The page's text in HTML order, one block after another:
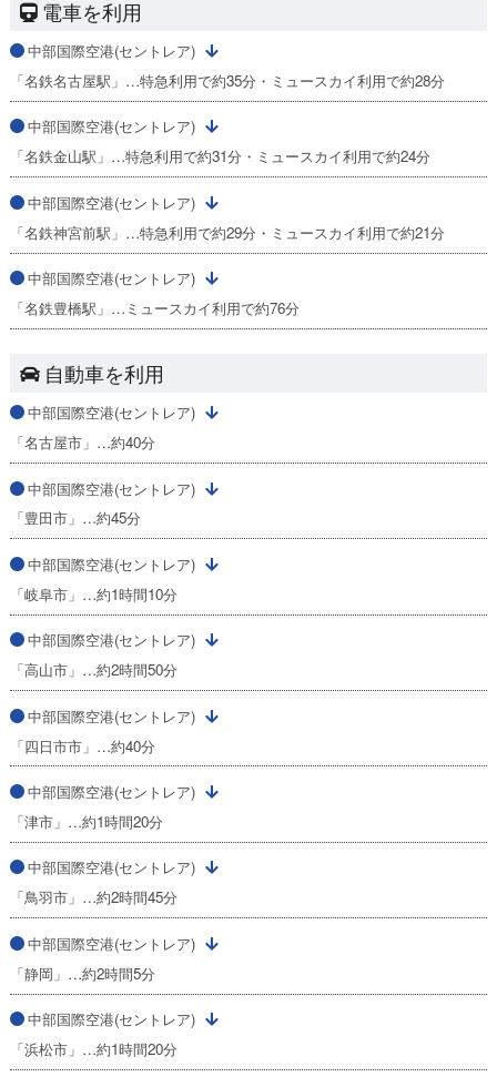
電車を利用
中部国際空港(セントレア)
「名鉄名古屋駅」…特急利用で約35分・ミュースカイ利用で約28分
中部国際空港(セントレア)
「名鉄金山駅」…特急利用で約31分・ミュースカイ利用で約24分
中部国際空港(セントレア)
「名鉄神宮前駅」…特急利用で約29分・ミュースカイ利用で約21分
中部国際空港(セントレア)
「名鉄豊橋駅」…ミュースカイ利用で約76分
自動車を利用
中部国際空港(セントレア)
「名古屋市」…約40分
中部国際空港(セントレア)
「豊田市」…約45分
中部国際空港(セントレア)
「岐阜市」…約1時間10分
中部国際空港(セントレア)
「高山市」…約2時間50分
中部国際空港(セントレア)
「四日市市」…約40分
中部国際空港(セントレア)
「津市」…約1時間20分
中部国際空港(セントレア)
「鳥羽市」…約2時間45分
中部国際空港(セントレア)
「静岡」…約2時間5分
中部国際空港(セントレア)
「浜松市」…約1時間20分